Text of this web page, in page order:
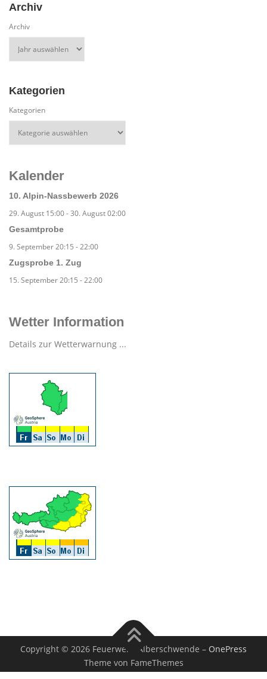
Archiv
Archiv
Kategorien
Kategorien
Kalender
10. Alpin-Nassbewerb 2026
29. August 15:00-30. August 02:00
Gesamtprobe
9. September 20:15 -22:00
Zugsprobe 1. Zug
15. September 20:15 -22:00
Wetter Information
Details zur Wetterwarnung ...
Copyright © 2026 Feuerwehr Alberschwende – OnePress
Theme von FameThemes